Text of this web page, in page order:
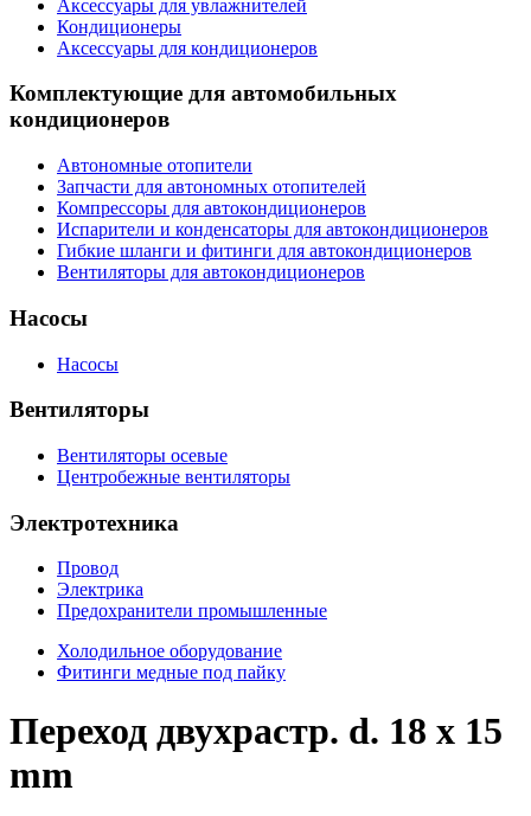
Аксессуары для увлажнителей
Кондиционеры
Аксессуары для кондиционеров
Комплектующие для автомобильных
кондиционеров
Автономные отопители
Запчасти для автономных отопителей
Компрессоры для автокондиционеров
Испарители и конденсаторы для автокондиционеров
Гибкие шланги и фитинги для автокондиционеров
Вентиляторы для автокондиционеров
Насосы
Насосы
Вентиляторы
Вентиляторы осевые
Центробежные вентиляторы
Электротехника
Провод
Электрика
Предохранители промышленные
Холодильное оборудование
Фитинги медные под пайку
Переход двухрастр. d. 18 x 15
mm